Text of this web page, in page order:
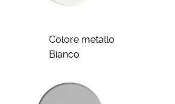
Colore metallo
Bianco